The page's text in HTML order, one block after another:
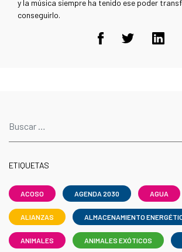
y la música siempre ha tenido ese poder
conseguirlo.
ETIQUETAS
ACOSO AGENDA 2030 AGUA
ALIANZAS ALMACENAMIENTO
ANIMALES ANIMALES EXÓTICOS